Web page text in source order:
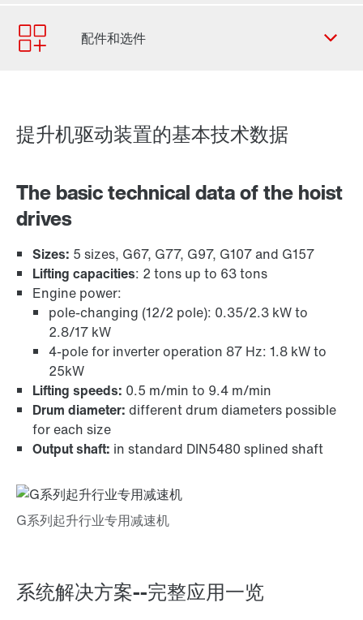
联系表
SEW-EURODRIVE 全世界
适用于提升装置的工业减速器解决方案
TorqLOC®空心轴安装组件
适配器
表面保护与防腐蚀保护
提升机驱动装置的基本技术数据
The basic technical data of the hoist
drives
Sizes: 5 sizes, G67, G77, G97, G107 and G157
Lifting capacities: 2 tons up to 63 tons
Engine power:
pole-changing (12/2 pole): 0.35/2.3 kW to
2.8/17 kW
4-pole for inverter operation 87 Hz: 1.8 kW to
25kW
Lifting speeds: 0.5 m/min to 9.4 m/min
Drum diameter: different drum diameters possible
for each size
Output shaft: in standard DIN5480 splined shaft
系统解决方案--完整应用一览